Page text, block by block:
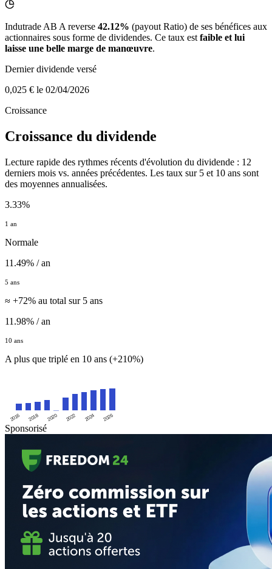
Indutrade AB A reverse 42.12% (payout Ratio) de ses bénéfices aux
actionnaires sous forme de dividendes. Ce taux est faible et lui
laisse une belle marge de manœuvre.
Dernier dividende versé
0,025 € le 02/04/2026
Croissance
Croissance du dividende
Lecture rapide des rythmes récents d'évolution du dividende : 12
derniers mois vs. années précédentes. Les taux sur 5 et 10 ans sont
des moyennes annualisées.
3.33%
1 an
Normale
11.49% / an
5 ans
≈ +72% au total sur 5 ans
11.98% / an
10 ans
A plus que triplé en 10 ans (+210%)
2016 2018 2020 2022 2024 2026
Sponsorisé